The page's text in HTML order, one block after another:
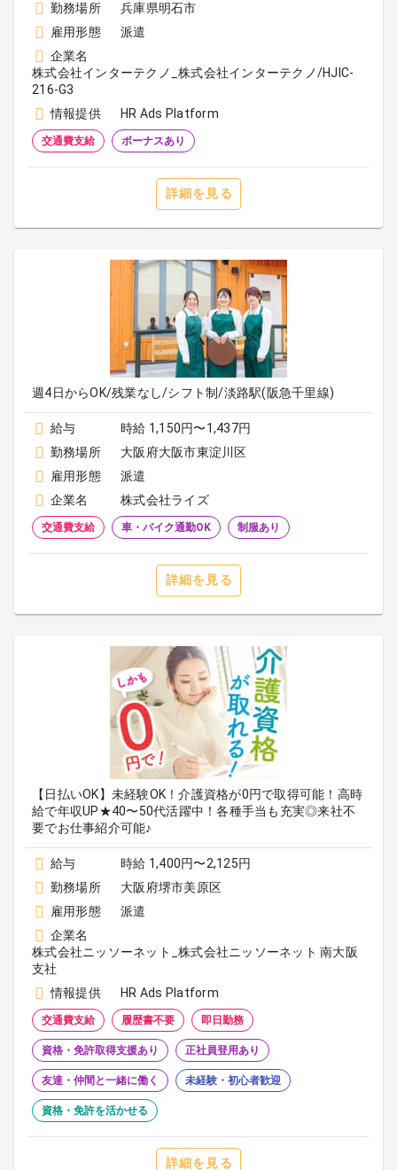
勤務場所
兵庫県明石市
雇用形態
派遣
企業名
株式会社インターテクノ_株式会社インターテクノ/HJIC-
216-G3
情報提供
HR Ads Platform
交通費支給 ボーナスあり
詳細を見る
週4日からOK/残業なし/シフト制/淡路駅(阪急千里線)
給与
時給 1,150円〜1,437円
勤務場所
大阪府大阪市東淀川区
雇用形態
派遣
企業名
株式会社ライズ
交通費支給 車・バイク通勤OK 制服あり
詳細を見る
【日払いOK】未経験OK！介護資格が0円で取得可能！高時
給で年収UP★40〜50代活躍中！各種手当も充実◎来社不
要でお仕事紹介可能♪
給与
時給 1,400円〜2,125円
勤務場所
大阪府堺市美原区
雇用形態
派遣
企業名
株式会社ニッソーネット_株式会社ニッソーネット 南大阪
支社
情報提供
HR Ads Platform
交通費支給 履歴書不要 即日勤務
資格・免許取得支援あり 正社員登用あり
友達・仲間と一緒に働く 未経験・初心者歓迎
資格・免許を活かせる
詳細を見る